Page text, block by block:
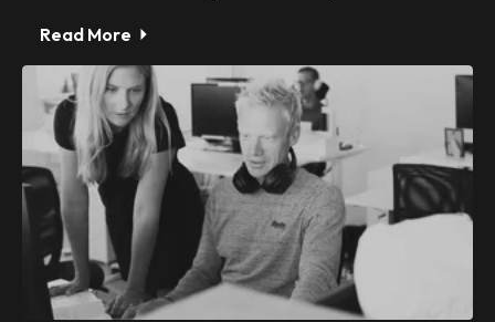
Read More